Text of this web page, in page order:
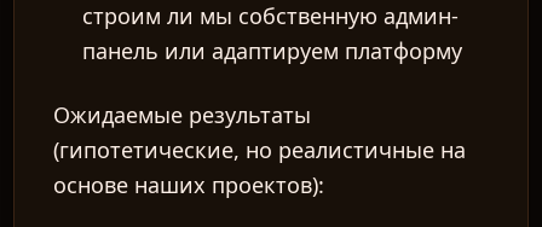
строим ли мы собственную админ-
панель или адаптируем платформу
Ожидаемые результаты
(гипотетические, но реалистичные на
основе наших проектов):